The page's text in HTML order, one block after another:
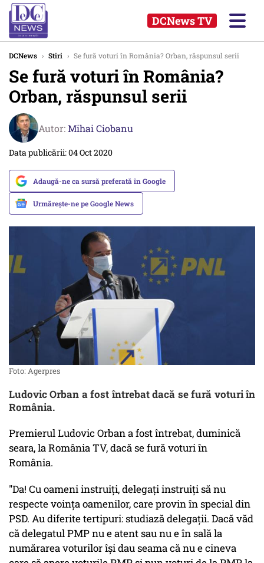
DCNews TV
DCNews › Stiri › Se fură voturi în România? Orban, răspunsul serii
Se fură voturi în România?
Orban, răspunsul serii
Autor:Mihai Ciobanu
Data publicării: 04 Oct 2020
Adaugă-ne ca sursă preferată în Google
Urmărește-ne pe Google News
Foto: Agerpres
Ludovic Orban a fost întrebat dacă se fură voturi în
România.
Premierul Ludovic Orban a fost întrebat, duminică
seara, la România TV, dacă se fură voturi în
România.
"Da! Cu oameni instruiţi, delegaţi instruiţi să nu
respecte voinţa oamenilor, care provin în special din
PSD. Au diferite tertipuri: studiază delegaţii. Dacă văd
că delegatul PMP nu e atent sau nu e în sală la
numărarea voturilor îşi dau seama că nu e cineva